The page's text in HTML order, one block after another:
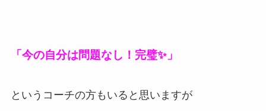
「今の自分は問題なし！完璧✨」
というコーチの方もいると思いますが